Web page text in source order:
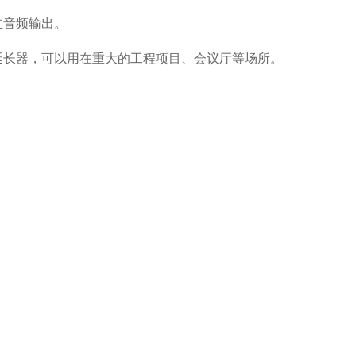
频输出。
器，可以用在重大的工程项目、会议厅等场所。